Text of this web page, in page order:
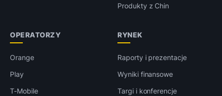
Produkty z Chin
OPERATORZY
Orange
Play
T-Mobile
RYNEK
Raporty i prezentacje
Wyniki finansowe
Targi i konferencje